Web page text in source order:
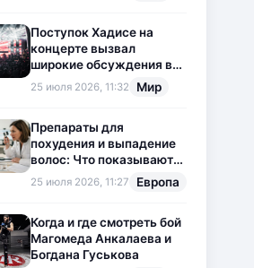
Поступок Хадисе на
концерте вызвал
широкие обсуждения в
социальных сетях
25 июля 2026, 11:32 Мир
Препараты для
похудения и выпадение
волос: Что показывают
новые исследования?
25 июля 2026, 11:27 Европа
Когда и где смотреть бой
Магомеда Анкалаева и
Богдана Гуськова